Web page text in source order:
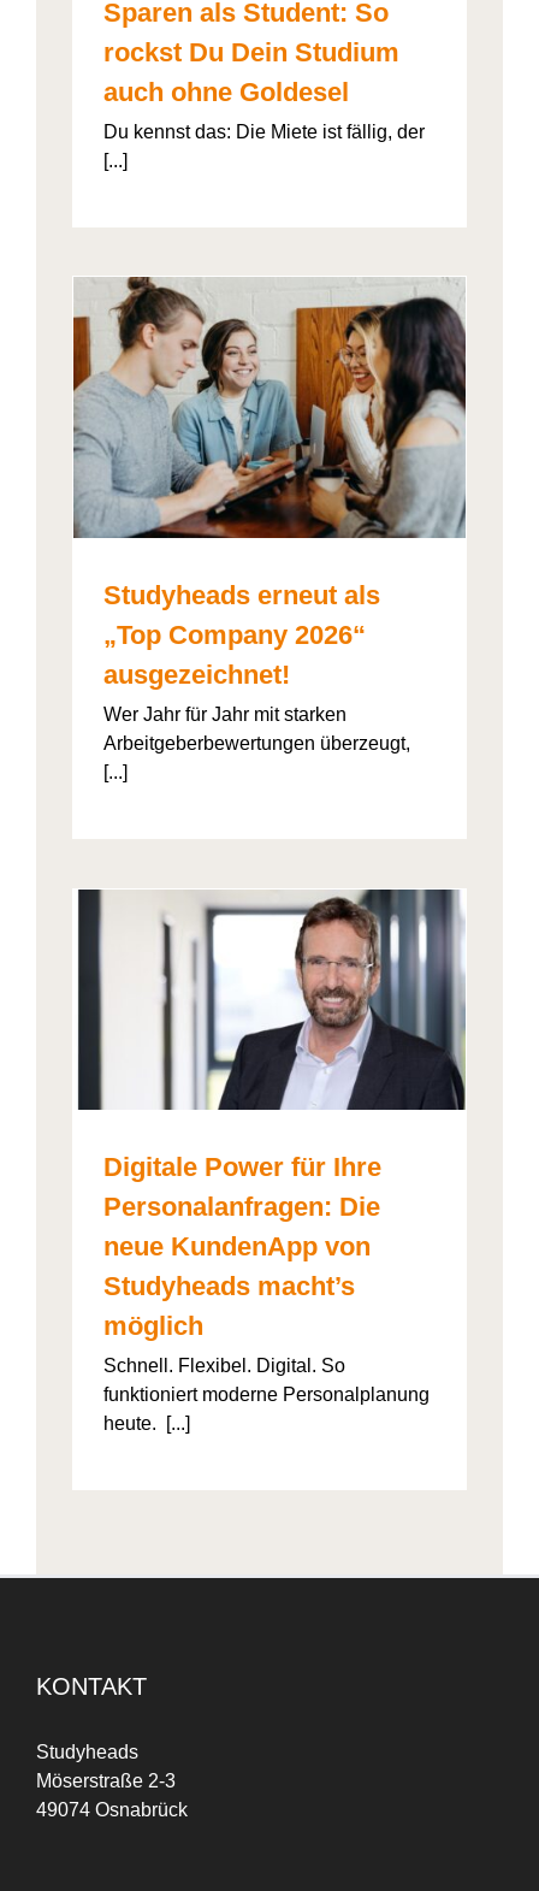
Sparen als Student: So
rockst Du Dein Studium
auch ohne Goldesel
Du kennst das: Die Miete ist fällig, der
[...]
Studyheads erneut als
„Top Company 2026“
ausgezeichnet!
Wer Jahr für Jahr mit starken
Arbeitgeberbewertungen überzeugt,
[...]
Digitale Power für Ihre
Personalanfragen: Die
neue KundenApp von
Studyheads macht’s
möglich
Schnell. Flexibel. Digital. So
funktioniert moderne Personalplanung
heute. [...]
KONTAKT
Studyheads
Möserstraße 2-3
49074 Osnabrück